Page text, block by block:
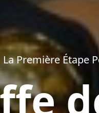
La Première Étape